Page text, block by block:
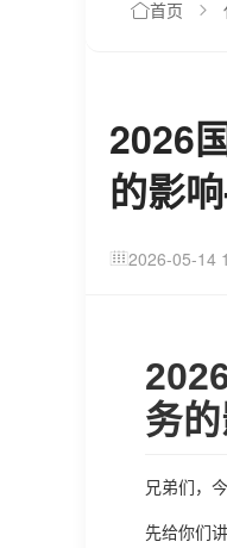
首页
2026
的影
2026-05-14
务
兄弟们，
先给你们